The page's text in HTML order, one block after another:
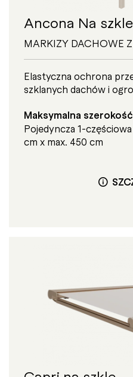
Ancona Na szkle
MARKIZY DACHOWE
Elastyczna ochrona
szklanych dachów i
Maksymalna
Pojedyncza 1-
cm x max. 450 cm